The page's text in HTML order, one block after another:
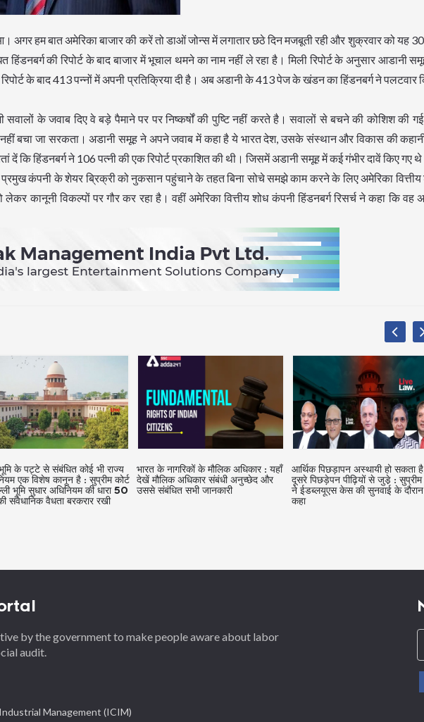
अगर हम बात अमेरिका बाजार की करें तो डाओं जोन्स में लगातार छठे दिन मजबूती रही और शुक्रवार को यह
की रिपोर्ट के बाद बाजार में भूचाल थमने का नाम नहीं ले रहा है। मिली रिपोर्ट के अनुसार आडानी
के बाद 413 पन्नों में अपनी प्रतिक्रिया दी है। अब अडानी के 413 पेज के खंडन का हिंडनबर्ग ने पलटवार
के जवाब दिए वे बड़े पैमाने पर पर निष्कर्षों की पुष्टि नहीं करते है। सवालों से बचने की कोशिश की
बचा जा सरकता। अडानी समूह ने अपने जवाब में कहा है ये भारत देश, उसके संस्थान और विकास की
कि हिंडनबर्ग ने 106 पत्नी की एक रिपोर्ट प्रकाशित की थी। जिसमें अडानी समूह में कई गंभीर दावें किए गए
कंपनी के शेयर ब्रिक्री को नुकसान पहुंचाने के तहत बिना सोचे समझे काम करने के लिए अमेरिका वित्तीय
लेकर कानूनी विकल्पों पर गौर कर रहा है। वहीं अमेरिका वित्तीय शोध कंपनी हिंडनबर्ग रिसर्च ने कहा कि वह
के नागरिकों के मौलिक अधिकार : यहाँ
अधिकार संबंधी अनुच्छेद और
सभी जानकारी
आर्थिक पिछड़ापन अस्थायी हो सकता है,
दूसरे पिछड़ेपन पीढ़ियों से जुडे़ : सुप्रीम कोर्ट
ने ईडब्लयूएस केस की सुनवाई के दौरान
बिल्डर को लीज पर दी गई जमीन पर
फ्लैट ट्रांसफर करने के लिए महाराष्ट्र
सरकार की एनओसी की जरूरत नहीं':
सुप्रीम कोर्ट ने सीनियर एडवोकेट अस्पी
by the government to make people aware about labor
audit.
Management (ICIM)